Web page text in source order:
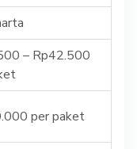
– Rp42.500
per paket